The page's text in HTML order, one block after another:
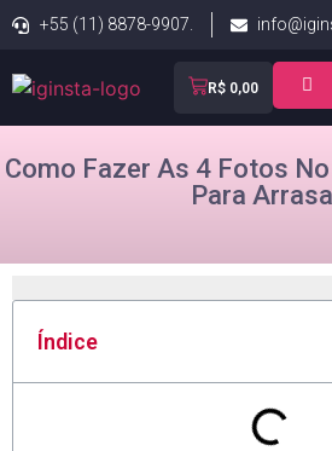
+55 (11) 8878-9907.
R$ 0,00
Como Fazer As 4 Fotos
Para
Índice